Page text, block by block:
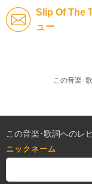
Slip Of The
ュー
この音楽･
この音楽･歌詞へのレ
ニックネーム